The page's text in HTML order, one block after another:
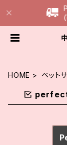
HOME ペット